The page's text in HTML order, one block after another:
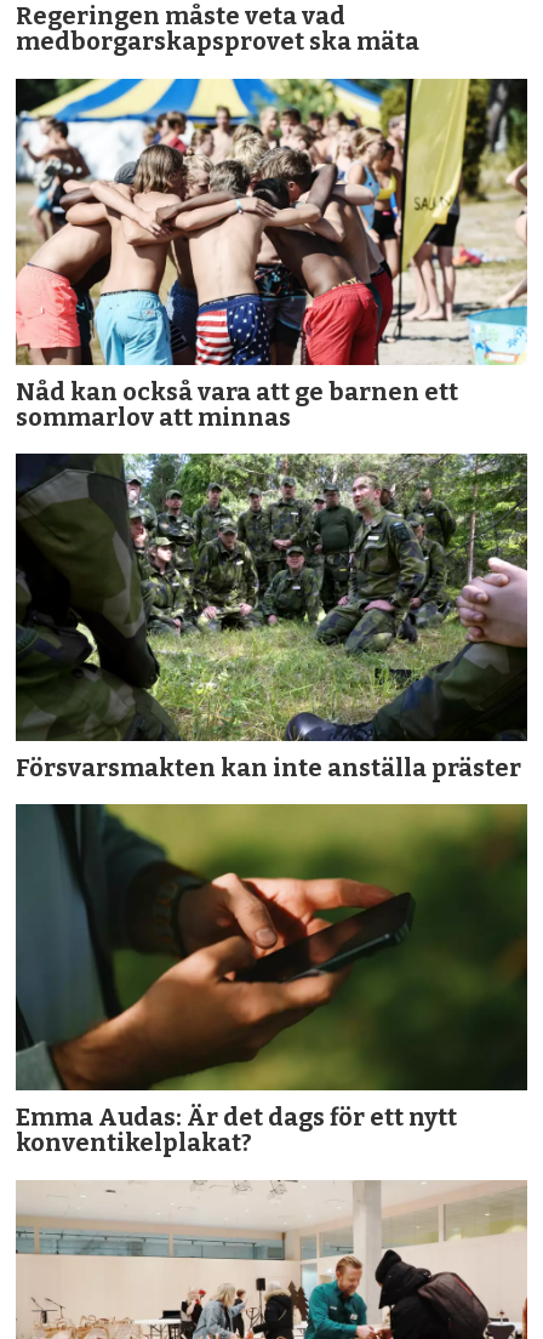
Regeringen måste veta vad
medborgarskapsprovet ska mäta
Nåd kan också vara att ge barnen ett
sommarlov att minnas
Försvarsmakten kan inte anställa präster
Emma Audas: Är det dags för ett nytt
konventikelplakat?